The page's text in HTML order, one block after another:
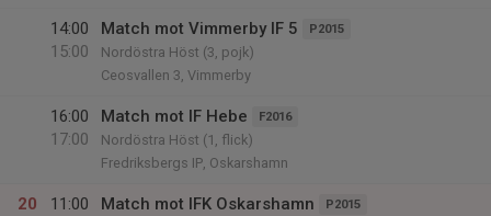
14:00
15:00
Match mot Vimmerby IF 5 P2015
Nordöstra Höst (3, pojk)
Ceosvallen 3, Vimmerby
16:00
17:00
Match mot IF Hebe F2016
Nordöstra Höst (1, flick)
Fredriksbergs IP, Oskarshamn
20
11:00
Match mot IFK Oskarshamn P2015